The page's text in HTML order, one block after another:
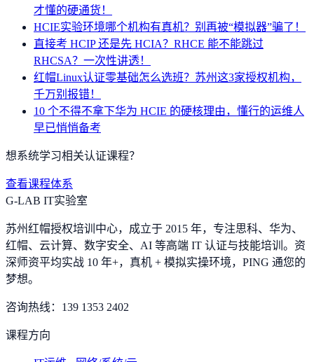
才懂的硬通货！
HCIE实验环境哪个机构有真机？别再被“模拟器”骗了！
直接考 HCIP 还是先 HCIA？RHCE 能不能跳过
RHCSA？一次性讲透！
红帽Linux认证零基础怎么选班？苏州这3家授权机构，
千万别报错！
10 个不得不拿下华为 HCIE 的硬核理由，懂行的运维人
早已悄悄备考
想系统学习相关认证课程？
查看课程体系
G-LAB IT实验室
苏州红帽授权培训中心，成立于 2015 年，专注思科、华为、
红帽、云计算、数字安全、AI 等高端 IT 认证与技能培训。资
深师资平均实战 10 年+，真机 + 模拟实操环境， PING 通您的
梦想。
咨询热线： 139 1353 2402
课程方向